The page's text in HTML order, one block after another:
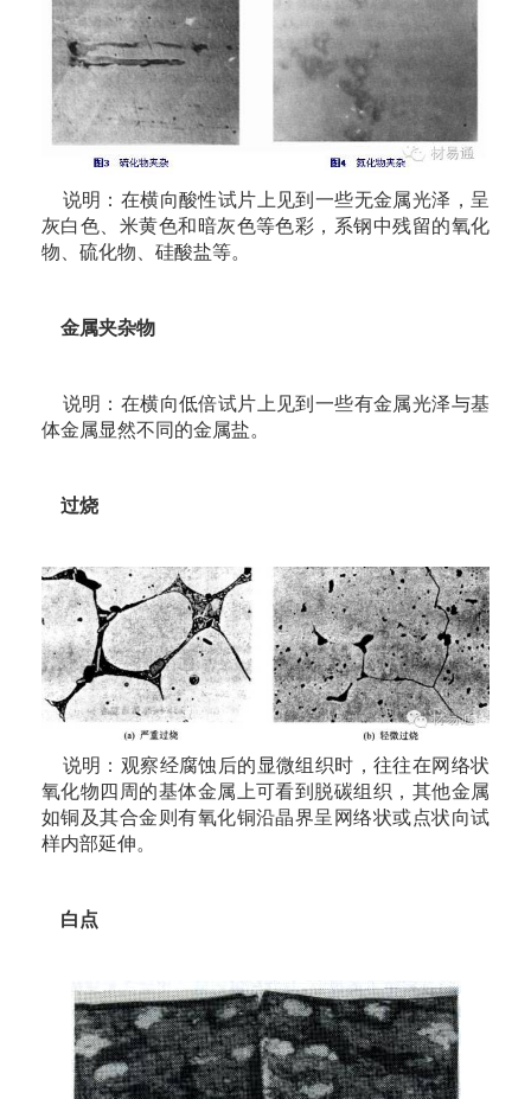
说明：在横向酸性试片上见到一些无金属光泽，呈
灰白色、米黄色和暗灰色等色彩，系钢中残留的氧化
物、硫化物、硅酸盐等。
金属夹杂物
说明：在横向低倍试片上见到一些有金属光泽与基
体金属显然不同的金属盐。
过烧
说明：观察经腐蚀后的显微组织时，往往在网络状
氧化物四周的基体金属上可看到脱碳组织，其他金属
如铜及其合金则有氧化铜沿晶界呈网络状或点状向试
样内部延伸。
白点